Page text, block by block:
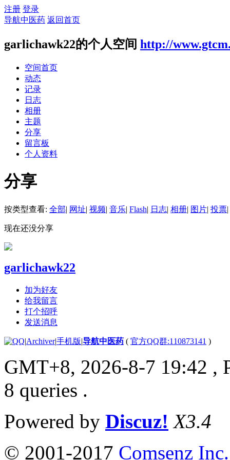
注册 登录
导航中医药 返回首页
garlichawk22的个人空间 http://
空间首页
动态
记录
日志
相册
主题
分享
留言板
个人资料
分享
按类型查看: 全部| 网址| 视频| 音乐| Flash| 日志| 相册| 图片| 投票|
现在还没分享
garlichawk22
加为好友
给我留言
打个招呼
发送消息
|Archiver|手机版|导航中医药 ( 官方QQ群:110873141 )
GMT+8, 2026-8-7 19:42 ,
8 queries .
Powered by Discuz! X3.4
© 2001-2017 Comsenz Inc.